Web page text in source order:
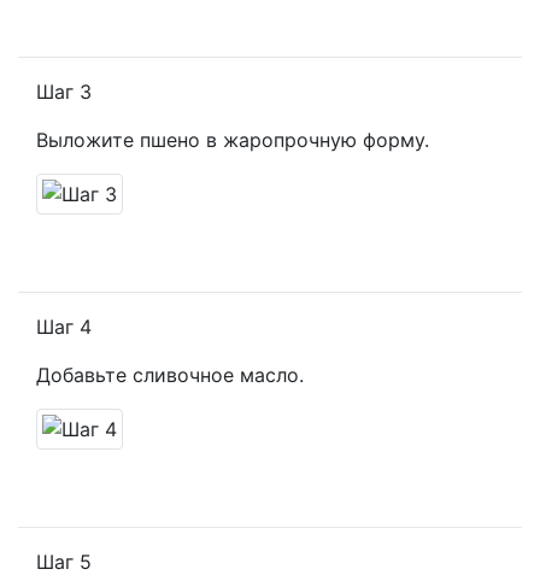
Шаг 3
Выложите пшено в жаропрочную форму.
Шаг 4
Добавьте сливочное масло.
Шаг 5